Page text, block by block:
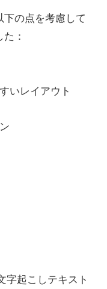
下の点を考慮して
：
いレイアウト
字起こしテキスト